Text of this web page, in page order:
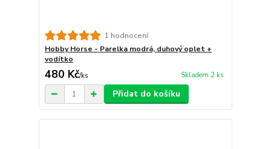
1 hodnocení
Hobby Horse - Parelka modrá, duhový oplet +
vodítko
480 Kč/ks Skladem 2 ks
Přidat do košíku